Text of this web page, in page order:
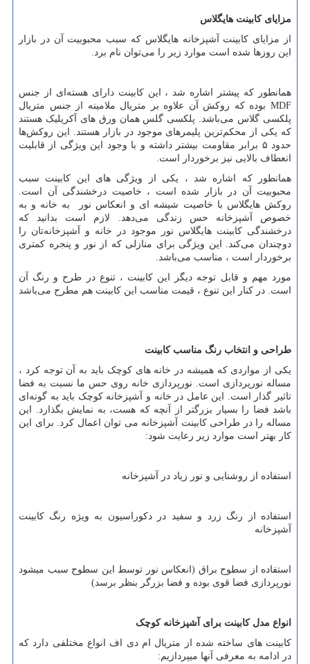
مزایای کابینت هایگلاس
از مزایای کابینت آشپزخانه هایگلاس که سبب محبوبیت آن در بازار
این روزها شده است موارد زیر را میتوان نام برد.
همانطور که پیشتر اشاره شد ، این کابینت دارای هسته‌ای از جنس
MDF بوده که روکش آن علاوه بر متریال ملامینه از جنس متریال
پلکسی گلاس می‌باشد. پلکسی گلس همان ورق ‌های آکریلیک هستند
که یکی از محکم‌ترین پلیمرهای موجود در بازار هستند. این روکش‌ها
حدود ۵ برابر مقاومت بیشتر داشته و با وجود این ویژگی از قابلیت
انعطاف بالایی نیز برخوردار است.
همانطور که اشاره شد ، یکی از ویژگی ‌های این کابینت سبب
محبوبیت آن در بازار شده است ، خاصیت درخشندگی آن است.
روکش هایگلاس با خاصیت شیشه ای و انعکاس نور به خانه و به
خصوص آشپزخانه حس زندگی می‌دهد. لازم است بدانید که
درخشندگی کابینت هایگلاس نور موجود در خانه و آشپزخانهتان را
دوچندان میکند. این ویژگی برای منازلی که از نور و پنجره کمتری
برخوردار است ، مناسب می‌باشد.
مورد مهم و قابل توجه دیگر این کابینت ، تنوع در طرح و رنگ آن
است. در کنار این تنوع ، قیمت مناسب این کابینت هم مطرح می‌باشد
طراحی و انتخاب رنگ مناسب کابینت
یکی از مواردی که همیشه در خانه های کوچک باید به آن توجه کرد ،
مساله نورپردازی است. نورپردازی خانه روی حس ما نسبت به فضا
تاثیر گذار است. این عامل در خانه و آشپزخانه کوچک باید به گونه‌ای
باشد فضا را بسیار بزرگتر از آنچه که هست، به نمایش بگذارد. این
مساله را در طراحی کابینت آشپزخانه می توان اعمال کرد. برای این
کار بهتر است موارد زیر رعایت شود:
استفاده از روشنایی و نور زیاد در آشپزخانه
استفاده از رنگ زرد و سفید در دکوراسیون به ویژه رنگ کابینت
آشپزخانه
استفاده از سطوح براق (انعکاس نور توسط این سطوح سبب میشود
نورپردازی فضا قوی بوده و فضا بزرگر بنظر برسد)
انواع مدل کابینت برای آشپزخانه کوچک
کابینت های ساخته شده از متریال ام دی اف انواع مختلفی دارد که
در ادامه به معرفی آنها میپردازیم: